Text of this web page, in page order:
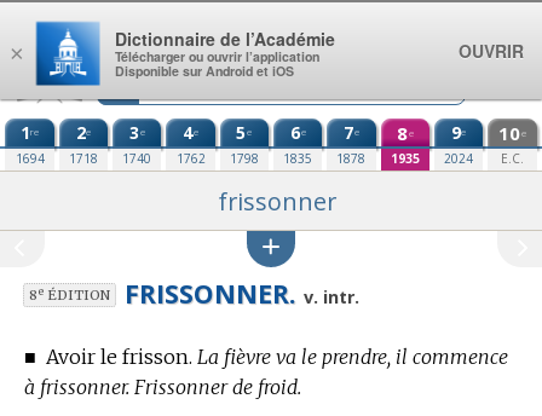
Aller au contenu
1re
1694
2e
1718
3e
1740
4e
1762
5e
1798
6e
1835
7e
1878
8e
1935
9e
2024
10e
E.C.
frissonner
8eÉDITION FRISSONNER. v. intr.
■ Avoir le frisson. La fièvre va le prendre, il commence
à frissonner. Frissonner de froid.
×
Dictionnaire de l’Académie
Télécharger ou ouvrir l’application
Disponible sur Android et iOS
OUVRIR